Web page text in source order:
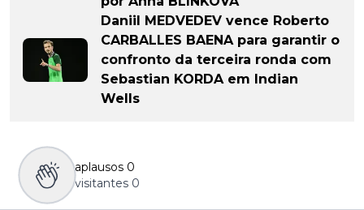
Daniil MEDVEDEV vence Roberto
CARBALLES BAENA para garantir o
confronto da terceira ronda com
Sebastian KORDA em Indian
Wells
aplausos 0
visitantes 0